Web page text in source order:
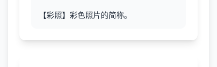
【彩照】彩色照片的简称。